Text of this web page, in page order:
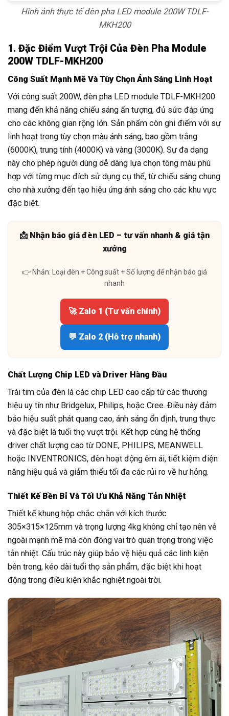
Hình ảnh thực tế đèn pha LED module 200W TDLF-
MKH200
1. Đặc Điểm Vượt Trội Của Đèn Pha Module
200W TDLF-MKH200
Công Suất Mạnh Mẽ Và Tùy Chọn Ánh Sáng Linh Hoạt
Với công suất 200W, đèn pha LED module TDLF-MKH200
mang đến khả năng chiếu sáng ấn tượng, đủ sức đáp ứng
cho các không gian rộng lớn. Sản phẩm còn ghi điểm với sự
linh hoạt trong tùy chọn màu ánh sáng, bao gồm trắng
(6000K), trung tính (4000K) và vàng (3000K). Sự đa dạng
này cho phép người dùng dễ dàng lựa chọn tông màu phù
hợp với từng mục đích sử dụng cụ thể, từ chiếu sáng chung
cho nhà xưởng đến tạo hiệu ứng ánh sáng cho các khu vực
đặc biệt.
📩 Nhận báo giá đèn LED – tư vấn nhanh & giá tận
xưởng
👉 Nhắn: Loại đèn + Công suất + Số lượng để nhận báo giá
nhanh
🚀 Zalo 1 (Tư vấn chính)
💬 Zalo 2 (Hỗ trợ nhanh)
Chất Lượng Chip LED và Driver Hàng Đầu
Trái tim của đèn là các chip LED cao cấp từ các thương
hiệu uy tín như Bridgelux, Philips, hoặc Cree. Điều này đảm
bảo hiệu suất phát quang cao, ánh sáng ổn định, trung thực
và đặc biệt là tuổi thọ vượt trội. Kết hợp cùng hệ thống
driver chất lượng cao từ DONE, PHILIPS, MEANWELL
hoặc INVENTRONICS, đèn hoạt động êm ái, tiết kiệm điện
năng hiệu quả và giảm thiểu tối đa các rủi ro về hư hỏng.
Thiết Kế Bền Bỉ Và Tối Ưu Khả Năng Tản Nhiệt
Thiết kế khung hộp chắc chắn với kích thước
305×315×125mm và trọng lượng 4kg không chỉ tạo nên vẻ
ngoài mạnh mẽ mà còn đóng vai trò quan trọng trong việc
tản nhiệt. Cấu trúc này giúp bảo vệ hiệu quả các linh kiện
bên trong, kéo dài tuổi thọ sản phẩm, đặc biệt khi hoạt
động trong điều kiện khắc nghiệt ngoài trời.